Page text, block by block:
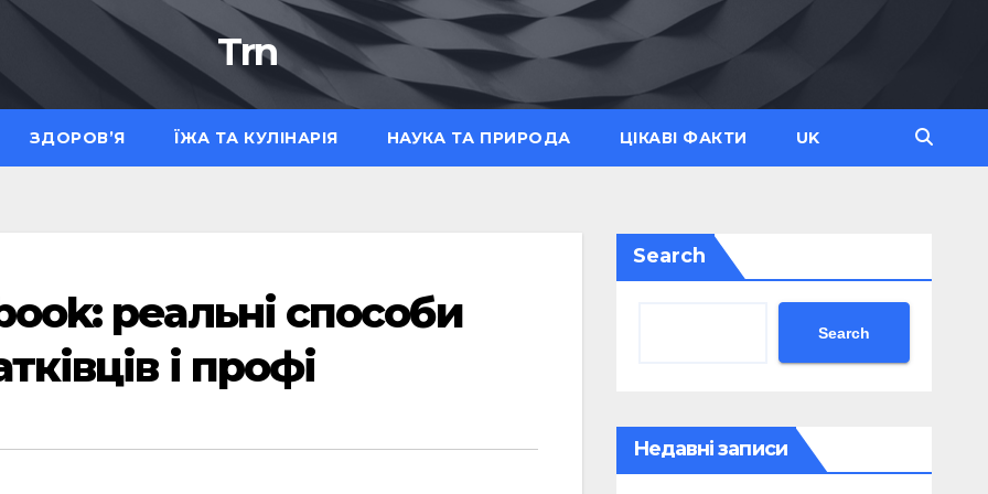
Trn
ЗДОРОВ’Я ЇЖА ТА КУЛІНАРІЯ НАУКА ТА ПРИРОДА ЦІКАВІ ФАКТИ UK
реальні способи
і профі
Search
Search
Недавні записи